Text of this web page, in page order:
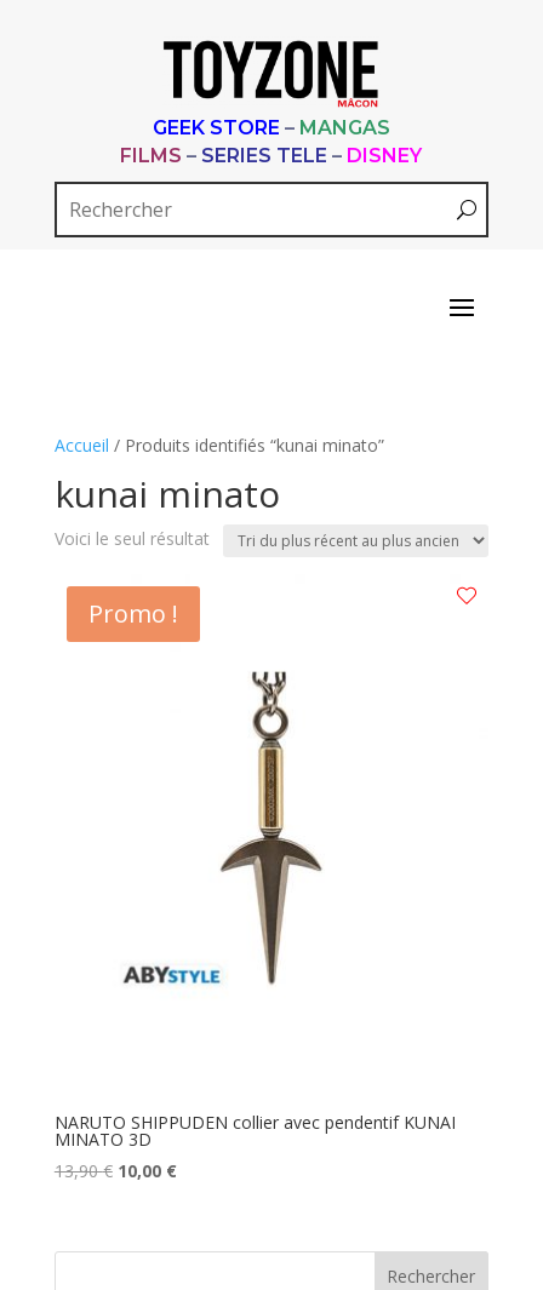
GEEK STORE – MANGAS
FILMS – SERIES TELE – DISNEY
Accueil / Produits identifiés “kunai minato”
kunai minato
Voici le seul résultat
Promo !
NARUTO SHIPPUDEN collier avec pendentif KUNAI
MINATO 3D
13,90€ Le
était :
10,00 €Le
est :